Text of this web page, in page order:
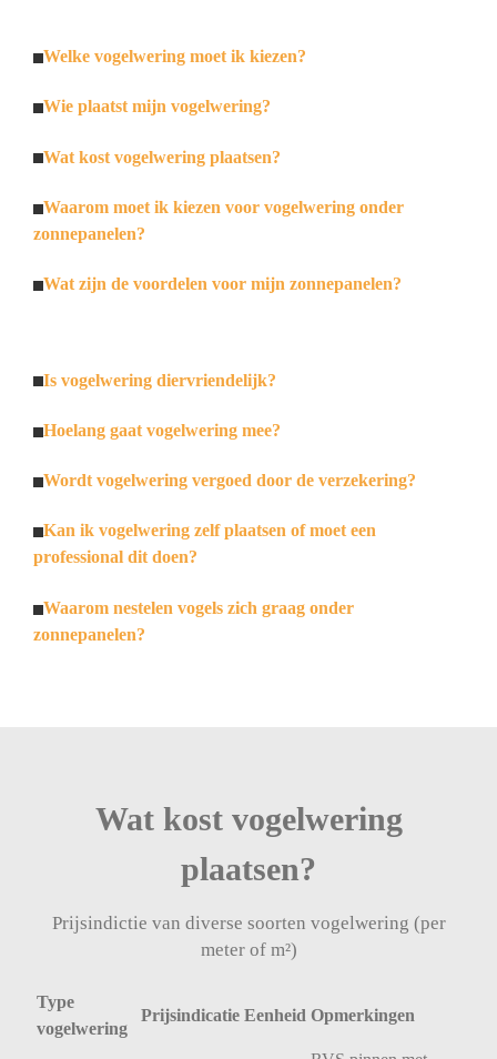
Welke vogelwering moet ik kiezen?
Wie plaatst mijn vogelwering?
Wat kost vogelwering plaatsen?
Waarom moet ik kiezen voor vogelwering onder
zonnepanelen?
Wat zijn de voordelen voor mijn zonnepanelen?
Is vogelwering diervriendelijk?
Hoelang gaat vogelwering mee?
Wordt vogelwering vergoed door de verzekering?
Kan ik vogelwering zelf plaatsen of moet een
professional dit doen?
Waarom nestelen vogels zich graag onder
zonnepanelen?
Wat kost vogelwering
plaatsen?
Prijsindictie van diverse soorten vogelwering (per
meter of m²)
Type
vogelwering
Prijsindicatie Eenheid Opmerkingen